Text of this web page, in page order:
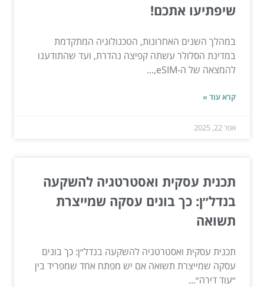
שיפתיעו אתכם!
במהלך השנים האחרונות, הטכנולוגיה המתקדמת
במדינת הסלולר עשתה קפיצה נהדרת, ועד שהתודענו
להמצאה של ה-eSIM,...
קרא עוד »
אפר 22, 2025
תכנית עסקית ואסטרטגיה להשקעה
בנדל״ן: כך בונים עסקה שמייצרת
תשואה
תכנית עסקית ואסטרטגיה להשקעה בנדל״ן: כך בונים
עסקה שמייצרת תשואה אם יש מפתח אחד שמפריד בין
״עוד דירה״...